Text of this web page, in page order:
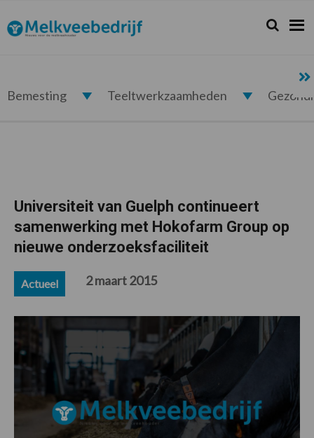
de
hoofdnavigatie
de
hoofd
de
eerste
de
voettekst
Melkveebedrijf.nl Zoeken...
Zoek
Bemesting Teeltwerkzaamheden
Universiteit van Guelph continueert
samenwerking met Hokofarm Group op
nieuwe onderzoeksfaciliteit
Actueel 2 maart 2015